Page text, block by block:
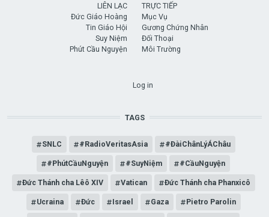
LIÊN LẠC
Đức Giáo Hoàng
Tin Giáo Hội
Suy Niệm
Phút Cầu Nguyện
TRỰC TIẾP
Mục Vụ
Gương Chứng Nhân
Đối Thoại
Môi Trường
Log in
TAGS
SNLC #RadioVeritasAsia #ĐàiChânLýÁChâu
#PhútCầuNguyện #SuyNiệm #CầuNguyện
Đức Thánh cha Lêô XIV Vatican Đức Thánh cha Phanxicô
Ucraina Đức Israel Gaza Pietro Parolin